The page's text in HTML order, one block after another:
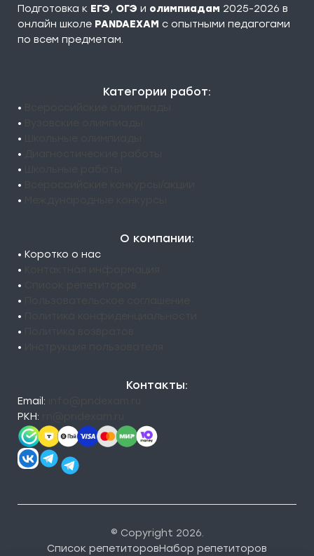
Подготовка к ЕГЭ, ОГЭ и олимпиадам 2025-2026 в
онлайн школе PANDAEXAM c опытными педагогами
по всем предметам.
Категории работ:
•
•
•
•
•
•
•
О компании:
• Коротко о нас
•
•
•
•
•
•
Контакты:
Email:
РКН:
© Copyright 2026.
Список репетиторовНабор репетиторов